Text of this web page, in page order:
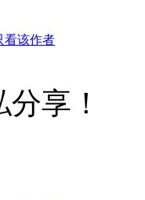
看该作者
享！